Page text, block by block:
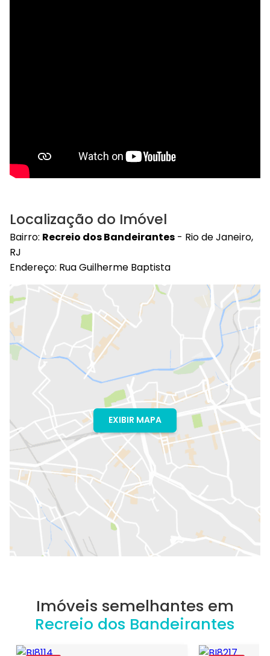
Localização do Imóvel
Bairro: Recreio dos Bandeirantes - Rio de Janeiro,
RJ
Endereço: Rua Guilherme Baptista
EXIBIR MAPA
Imóveis semelhantes em
Recreio dos Bandeirantes